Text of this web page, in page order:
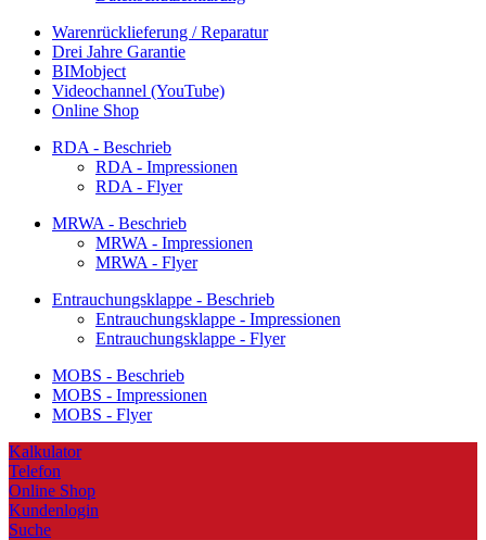
Warenrücklieferung / Reparatur
Drei Jahre Garantie
BIMobject
Videochannel (YouTube)
Online Shop
RDA - Beschrieb
RDA - Impressionen
RDA - Flyer
MRWA - Beschrieb
MRWA - Impressionen
MRWA - Flyer
Entrauchungsklappe - Beschrieb
Entrauchungsklappe - Impressionen
Entrauchungsklappe - Flyer
MOBS - Beschrieb
MOBS - Impressionen
MOBS - Flyer
Kalkulator
Telefon
Online Shop
Kundenlogin
Suche